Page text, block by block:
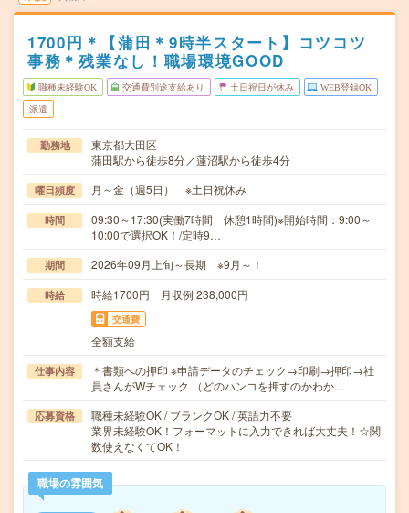
1700円＊【蒲田＊9時半スタート】コツコツ
事務＊残業なし！職場環境GOOD
職種未経験OK 交通費別途支給あり 土日祝日が休み WEB登録OK
派遣
勤務地
東京都大田区
蒲田駅から徒歩8分／蓮沼駅から徒歩4分
曜日頻度 月～金（週5日） ※土日祝休み
時間
09:30～17:30(実働7時間 休憩1時間)※開始時間：9:00～
10:00で選択OK！/定時9…
期間 2026年09月上旬～長期 ※9月～！
時給 時給1700円 月収例 238,000円
交通費
全額支給
仕事内容
＊書類への押印 ※申請データのチェック→印刷→押印→社
員さんがWチェック （どのハンコを押すのかわか…
応募資格
職種未経験OK / ブランクOK / 英語力不要
業界未経験OK！フォーマットに入力できれば大丈夫！☆関
数使えなくてOK！
職場の雰囲気